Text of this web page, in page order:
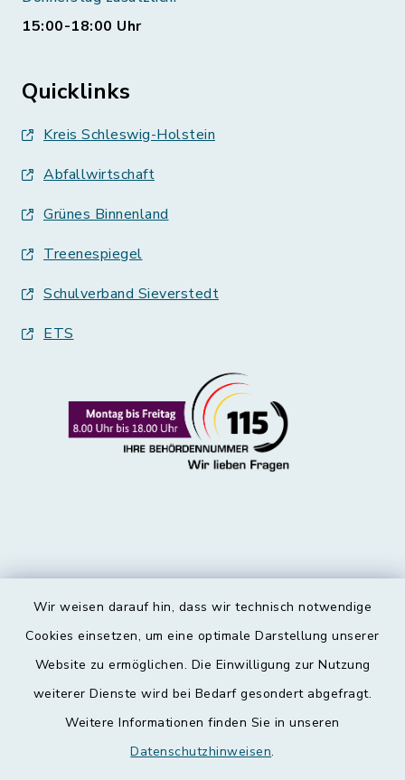
Wir weisen darauf hin, dass wir technisch notwendige
Cookies einsetzen, um eine optimale Darstellung unserer
Website zu ermöglichen. Die Einwilligung zur Nutzung
weiterer Dienste wird bei Bedarf gesondert abgefragt.
Weitere Informationen finden Sie in unseren
Datenschutzhinweisen.
15:00-18:00 Uhr
Quicklinks
Kreis Schleswig-Holstein
Abfallwirtschaft
Grünes Binnenland
Treenespiegel
Schulverband Sieverstedt
ETS
Kontakt
Datenschutz